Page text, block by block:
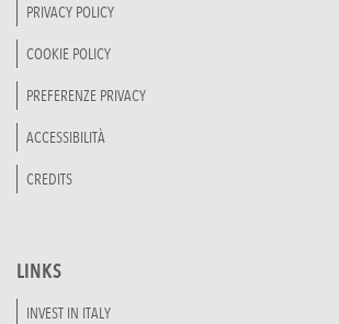
PRIVACY POLICY
COOKIE POLICY
PREFERENZE PRIVACY
ACCESSIBILITÀ
CREDITS
LINKS
INVEST IN ITALY